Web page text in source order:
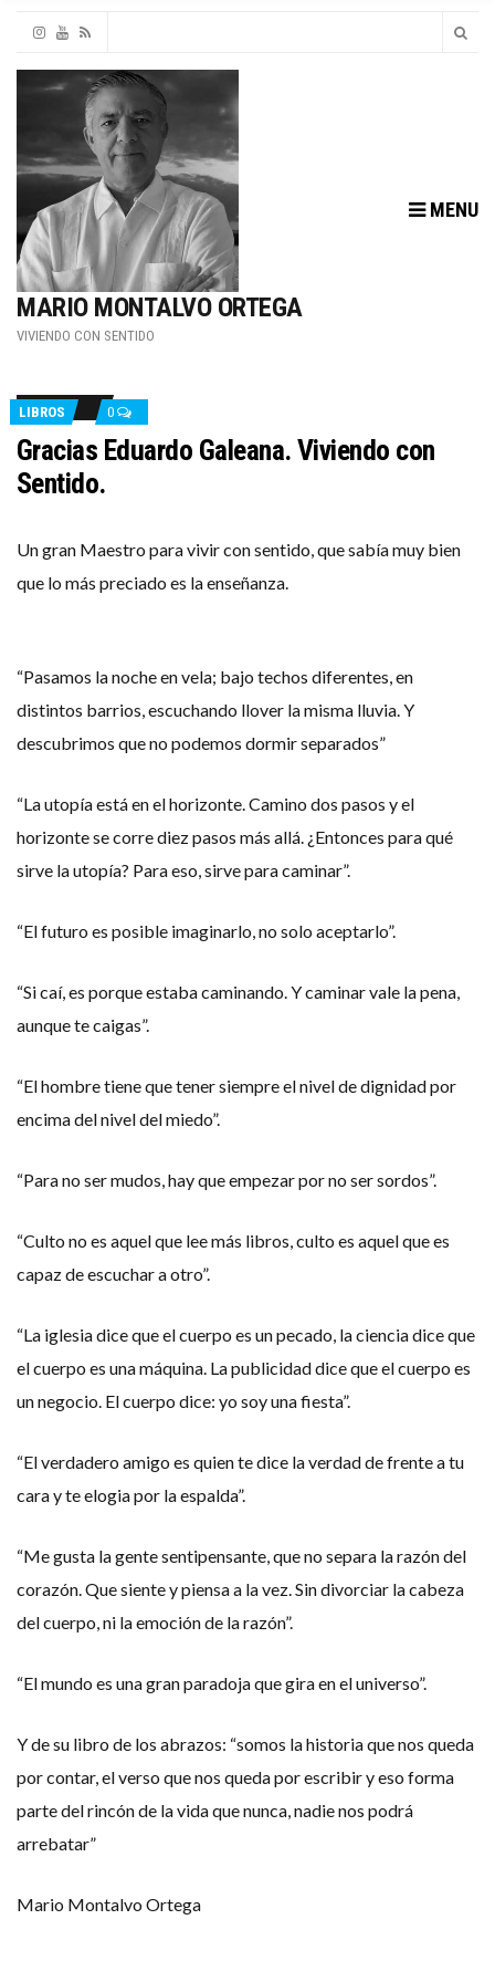
MARIO MONTALVO ORTEGA
VIVIENDO CON SENTIDO
MENU
LIBROS 0
Gracias Eduardo Galeana. Viviendo con
Sentido.
Un gran Maestro para vivir con sentido, que sabía muy bien
que lo más preciado es la enseñanza.
“Pasamos la noche en vela; bajo techos diferentes, en
distintos barrios, escuchando llover la misma lluvia. Y
descubrimos que no podemos dormir separados”
“La utopía está en el horizonte. Camino dos pasos y el
horizonte se corre diez pasos más allá. ¿Entonces para qué
sirve la utopía? Para eso, sirve para caminar”.
“El futuro es posible imaginarlo, no solo aceptarlo”.
“Si caí, es porque estaba caminando. Y caminar vale la pena,
aunque te caigas”.
“El hombre tiene que tener siempre el nivel de dignidad por
encima del nivel del miedo”.
“Para no ser mudos, hay que empezar por no ser sordos”.
“Culto no es aquel que lee más libros, culto es aquel que es
capaz de escuchar a otro”.
“La iglesia dice que el cuerpo es un pecado, la ciencia dice que
el cuerpo es una máquina. La publicidad dice que el cuerpo es
un negocio. El cuerpo dice: yo soy una fiesta”.
“El verdadero amigo es quien te dice la verdad de frente a tu
cara y te elogia por la espalda”.
“Me gusta la gente sentipensante, que no separa la razón del
corazón. Que siente y piensa a la vez. Sin divorciar la cabeza
del cuerpo, ni la emoción de la razón”.
“El mundo es una gran paradoja que gira en el universo”.
Y de su libro de los abrazos: “somos la historia que nos queda
por contar, el verso que nos queda por escribir y eso forma
parte del rincón de la vida que nunca, nadie nos podrá
arrebatar”
Mario Montalvo Ortega